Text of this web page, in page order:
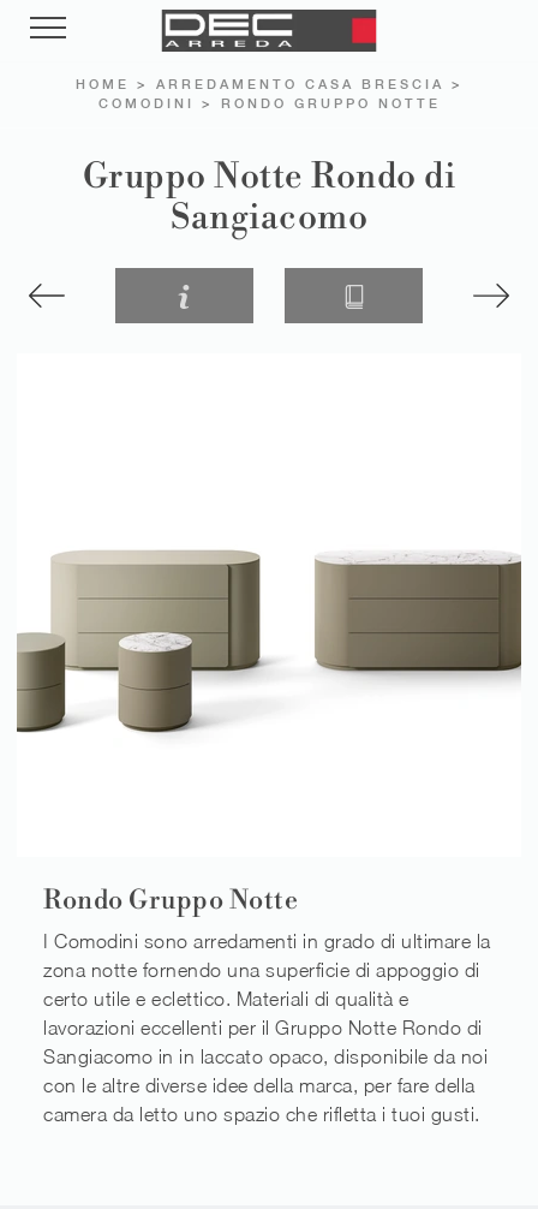
HOME > ARREDAMENTO CASA BRESCIA
>
COMODINI
> RONDO GRUPPO NOTTE
Gruppo Notte Rondo di
Sangiacomo
Rondo Gruppo Notte
I Comodini sono arredamenti in grado di ultimare la
zona notte fornendo una superficie di appoggio di
certo utile e eclettico. Materiali di qualità e
lavorazioni eccellenti per il Gruppo Notte Rondo di
Sangiacomo in in laccato opaco, disponibile da noi
con le altre diverse idee della marca, per fare della
camera da letto uno spazio che rifletta i tuoi gusti.